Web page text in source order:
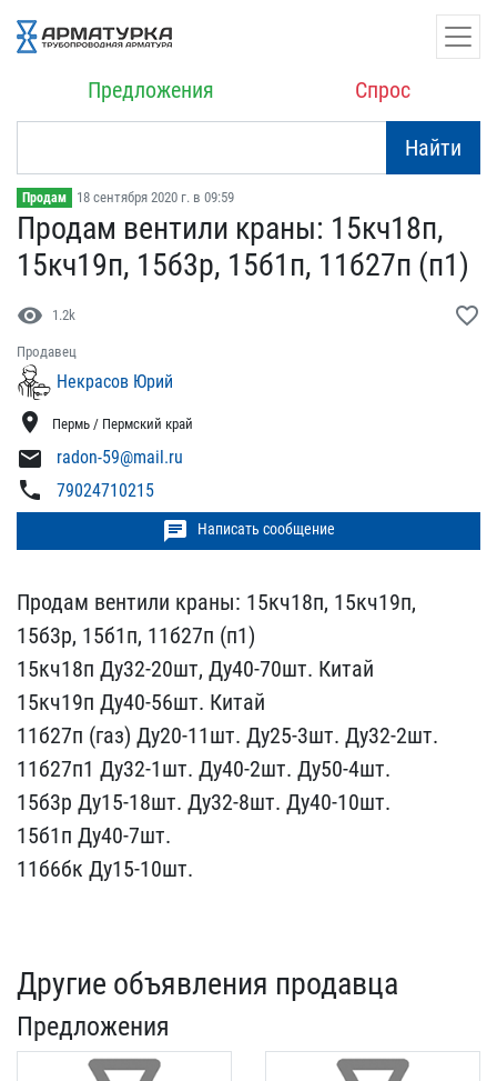
Предложения Спрос
Найти
Продам 18 сентября 2020 г. в 09:59
Продам вентили краны: 15​кч18п,
15кч19п, 15б3р, 1​5б1п, 11б27п (п1)
visibility 1.2k favorite_border
Продавец
Некрасов Юрий
location_on Пермь / Пермский край
mail radon-59@mail.ru
phone 79024710215
chat Написать сообщение
Продам вентили краны: 15​кч18п, 15кч19п,
15б3р, 1​5б1п, 11б27п (п1)
15кч18​п Ду32-20шт, Ду40-70шт.​ Китай
15кч19п Ду40-56шт​. Китай
11б27п (газ) Ду2​0-11шт. Ду25-3шт. Ду32-2​шт.
11б27п1 Ду32-1шт. Ду​40-2шт. Ду50-4шт.
15б3р ​Ду15-18шт. Ду32-8шт. Ду4​0-10шт.
15б1п Ду40-7шт.
​11б6бк Ду15-10шт.
Другие объявления продавца
Предложения